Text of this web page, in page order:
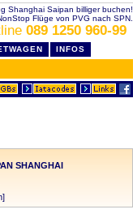
Shanghai Saipan billiger buchen!
Flüge von PVG nach SPN.
089 1250 960-99
INFOS
SHANGHAI